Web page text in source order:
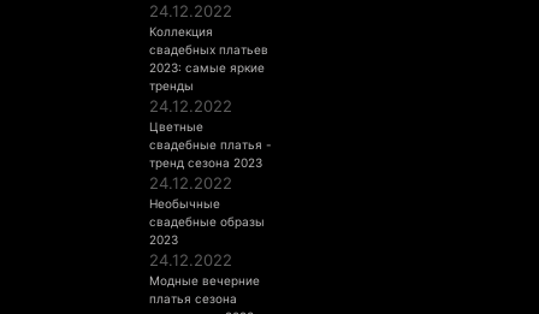
24.12.2022
Коллекция
свадебных платьев
2023: самые яркие
тренды
24.12.2022
Цветные
свадебные платья -
тренд сезона 2023
24.12.2022
Необычные
свадебные образы
2023
24.12.2022
Модные вечерние
платья сезона